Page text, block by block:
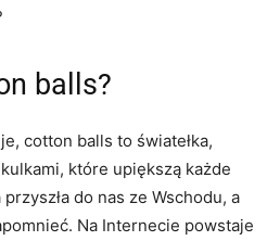
balls?
cotton balls to światełka,
które upiększą każde
do nas ze Wschodu, a
Na Internecie powstaje